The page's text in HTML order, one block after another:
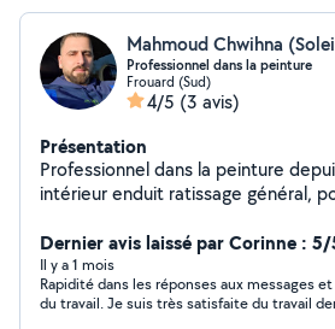
Mahmoud Chwihna
Professionnel dans la peinture
Frouard (Sud)
4/5 (3 avis)
Présentation
Professionnel dans la peinture
intérieur enduit ratissage général,
les type de support .
Dernier avis laissé par Corinne : 5/
Il y a 1 mois
Rapidité dans les réponses aux messages
du travail. Je suis très satisfaite du travail